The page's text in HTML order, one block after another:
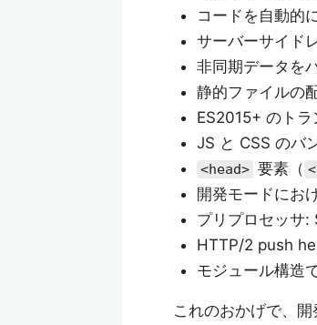
コードを自動的
サーバーサイド
非同期データを
静的ファイルの
ES2015+ のト
JS と CSS のバ
<head> 要素（
開発モードにお
プリプロセッサ
HTTP/2 push
モジュール構造
これのおかげで、